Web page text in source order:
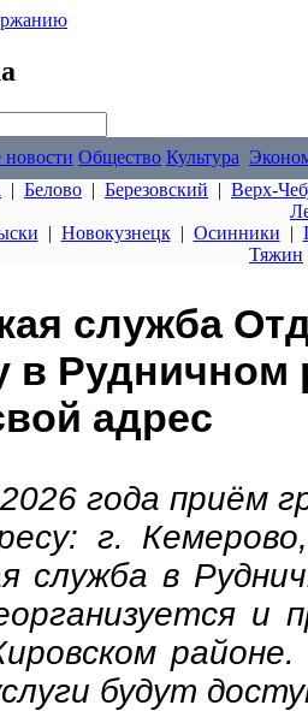
новости Общество Культура
| Белово | Березовский | Верх-
| Новокузнецк| Осинники |
Тяжин
служба
в
адрес
года приём
г.
служба в
и
будут